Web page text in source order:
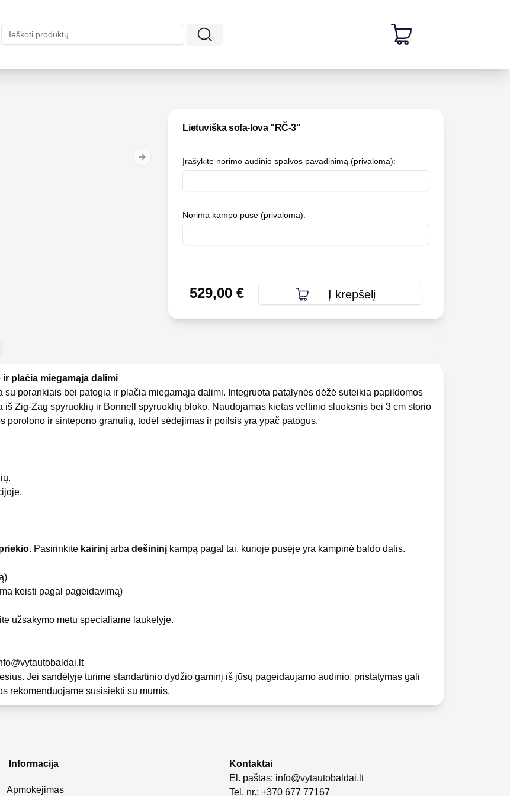
Next slide
Lietuviška sofa-lova "RČ-3"
Įrašykite norimo audinio spalvos pavadinimą (privaloma):
Norima kampo pusė (privaloma):
529,00 € Į krepšelį
plačia miegamąja dalimi
porankiais bei patogia ir plačia miegamąja dalimi. Integruota patalynės dėžė suteikia papildomos
iš Zig-Zag spyruoklių ir Bonnell spyruoklių bloko. Naudojamas kietas veltinio sluoksnis bei 3 cm storio
porolono ir sintepono granulių, todėl sėdėjimas ir poilsis yra ypač patogūs.
. Pasirinkite kairinį arba dešininį kampą pagal tai, kurioje pusėje yra kampinė baldo dalis.
keisti pagal pageidavimą)
užsakymo metu specialiame laukelyje.
Jei sandėlyje turime standartinio dydžio gaminį iš jūsų pageidaujamo audinio, pristatymas gali
rekomenduojame susisiekti su mumis.
Informacija
Apmokėjimas
Kontaktai
El. paštas: info@vytautobaldai.lt
Tel. nr.: +370 677 77167